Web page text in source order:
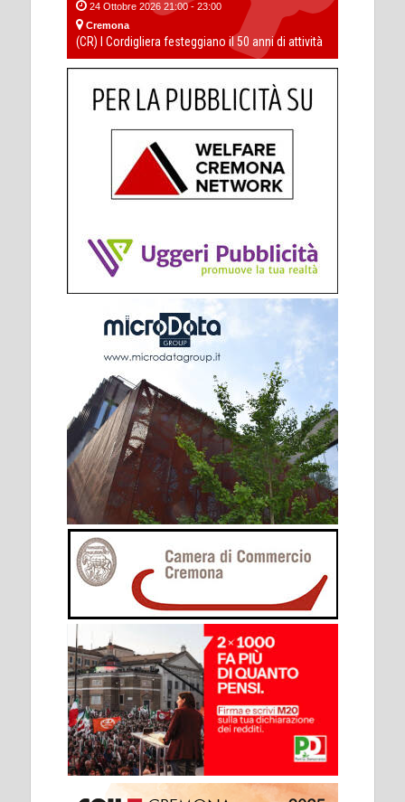
24 Ottobre 2026 21:00 - 23:00
Cremona
(CR) I Cordigliera festeggiano il 50 anni di attività